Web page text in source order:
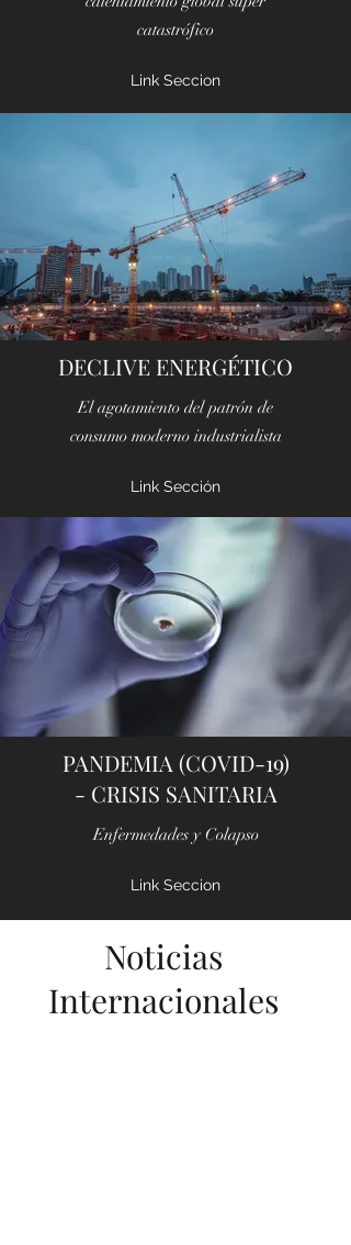
Ante las puertas de un
catastrófico
DECLIVE ENERGÉTICO
consumo moderno industrialista
Link Sección
PANDEMIA (COVID-19)
- CRISIS SANITARIA
Enfermedades y Colapso
Link Seccion
Noticias